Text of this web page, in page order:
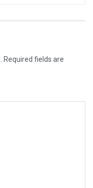
Required fields are